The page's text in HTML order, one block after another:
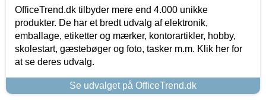
OfficeTrend.dk tilbyder mere end 4.000 unikke
produkter. De har et bredt udvalg af elektronik,
emballage, etiketter og mærker, kontorartikler, hobby,
skolestart, gæstebøger og foto, tasker m.m. Klik her for
at se deres udvalg.
Se udvalget på OfficeTrend.dk